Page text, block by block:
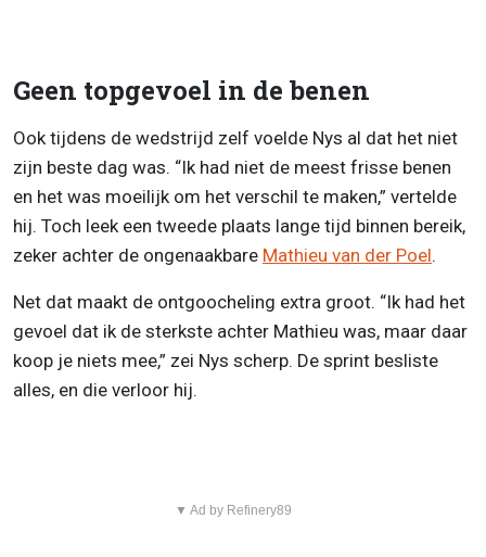
Geen topgevoel in de benen
Ook tijdens de wedstrijd zelf voelde Nys al dat het niet
zijn beste dag was. “Ik had niet de meest frisse benen
en het was moeilijk om het verschil te maken,” vertelde
hij. Toch leek een tweede plaats lange tijd binnen bereik,
zeker achter de ongenaakbare Mathieu van der Poel.
Net dat maakt de ontgoocheling extra groot. “Ik had het
gevoel dat ik de sterkste achter Mathieu was, maar daar
koop je niets mee,” zei Nys scherp. De sprint besliste
alles, en die verloor hij.
▼ Ad by Refinery89